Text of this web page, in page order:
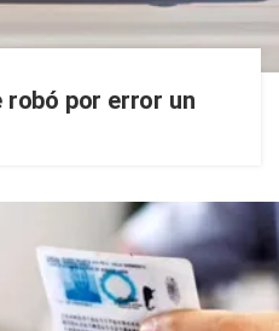
robó por error un